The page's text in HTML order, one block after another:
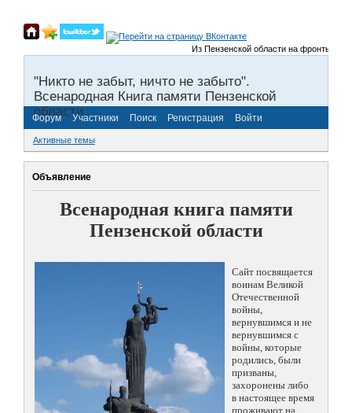
Из Пензенской области на фронты
"Никто не забыт, ничто не забыто".
Всенародная Книга памяти Пензенской
области.
Форум Участники Поиск Регистрация Войти
Активные темы
Объявление
Всенародная книга памяти
Пензенской области
Сайт посвящается
воинам Великой
Отечественной
войны,
вернувшимся и не
вернувшимся с
войны, которые
родились, были
призваны,
захоронены либо
в настоящее время
проживают на